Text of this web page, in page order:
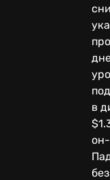
в